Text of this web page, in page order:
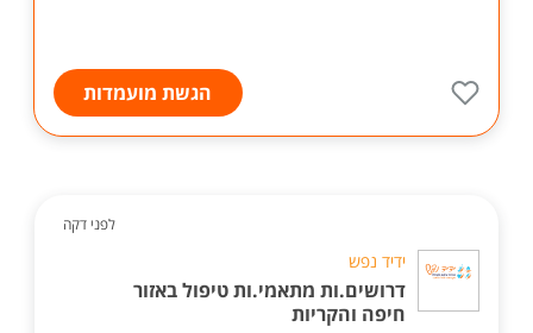
הגשת מועמדות
לפני דקה
ידיד נפש
דרושים.ות מתאמי.ות טיפול באזור
חיפה והקריות